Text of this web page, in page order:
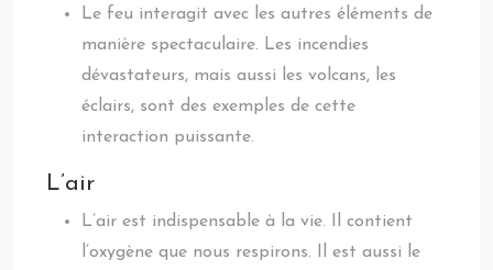
Le feu interagit avec les autres éléments de
manière spectaculaire. Les incendies
dévastateurs, mais aussi les volcans, les
éclairs, sont des exemples de cette
interaction puissante.
L’air
L’air est indispensable à la vie. Il contient
l’oxygène que nous respirons. Il est aussi le